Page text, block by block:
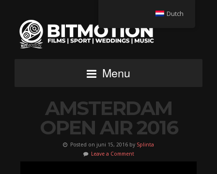
Menu
AMSTERDAM
OPEN AIR 2016
Posted on juni 15, 2016 by Splinta
Leave a Comment
Dutch